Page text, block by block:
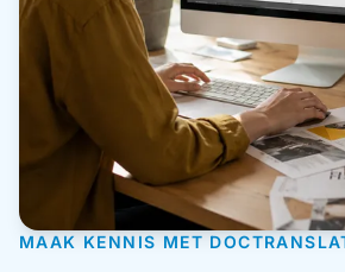
MAAK KENNIS MET